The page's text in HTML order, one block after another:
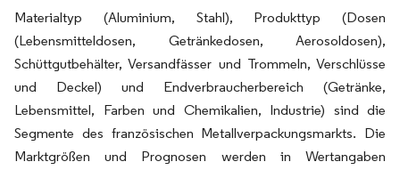
Materialtyp (Aluminium, Stahl), Produkttyp (Dosen
(Lebensmitteldosen, Getränkedosen, Aerosoldosen),
Schüttgutbehälter, Versandfässer und Trommeln, Verschlüsse
und Deckel) und Endverbraucherbereich (Getränke,
Lebensmittel, Farben und Chemikalien, Industrie) sind die
Segmente des französischen Metallverpackungsmarkts. Die
Marktgrößen und Prognosen werden in Wertangaben